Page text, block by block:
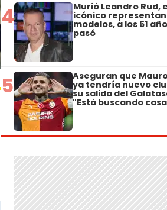
4 Murió Leandro Rud,
icónico
modelos, a los 51
pasó
5 Aseguran que
ya tendría nuevo
su salida del
"Está buscando